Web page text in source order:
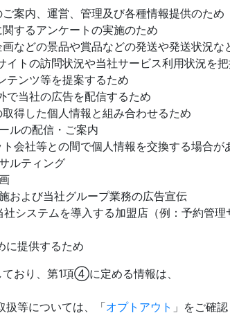
内、運営、管理及び各種情報提供のため
るアンケートの実施のため
どの景品や賞品などの発送や発送状況な
の訪問状況や当社サービス利用状況を把
ンツ等を提案するため
当社の広告を配信するため
した個人情報と組み合わせるため
の配信・ご案内
社等との間で個人情報を交換する場合が
ルティング
よび当社グループ業務の広告宣伝
を導入する加盟店（例：予約管理サ
提供するため
おり、第1項④に定める情報は、
等については、「オプトアウト 」をご確